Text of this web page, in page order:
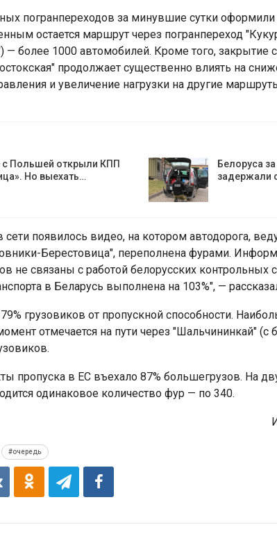
погранпереходов за минувшие сутки
остается маршрут через погранпереход
более 1000 автомобилей. Кроме того, закрытие с
продолжает существенно влиять на
и увеличение нагрузки на другие
с Польшей открыли КПП
Но выехать…
Белоруса
задержали
появилось видео, на котором автодорога,
Берестовица", переполнена фурами.
не связаны с работой белорусских контрольных
в Беларусь выполнена на 103%", —
грузовиков от пропускной способности.
отмечается на пути через "Шальчининкай" (с
пропуска в ЕС въехало 87% большегрузов. На
одинаковое количество фур — по 340.
#очередь